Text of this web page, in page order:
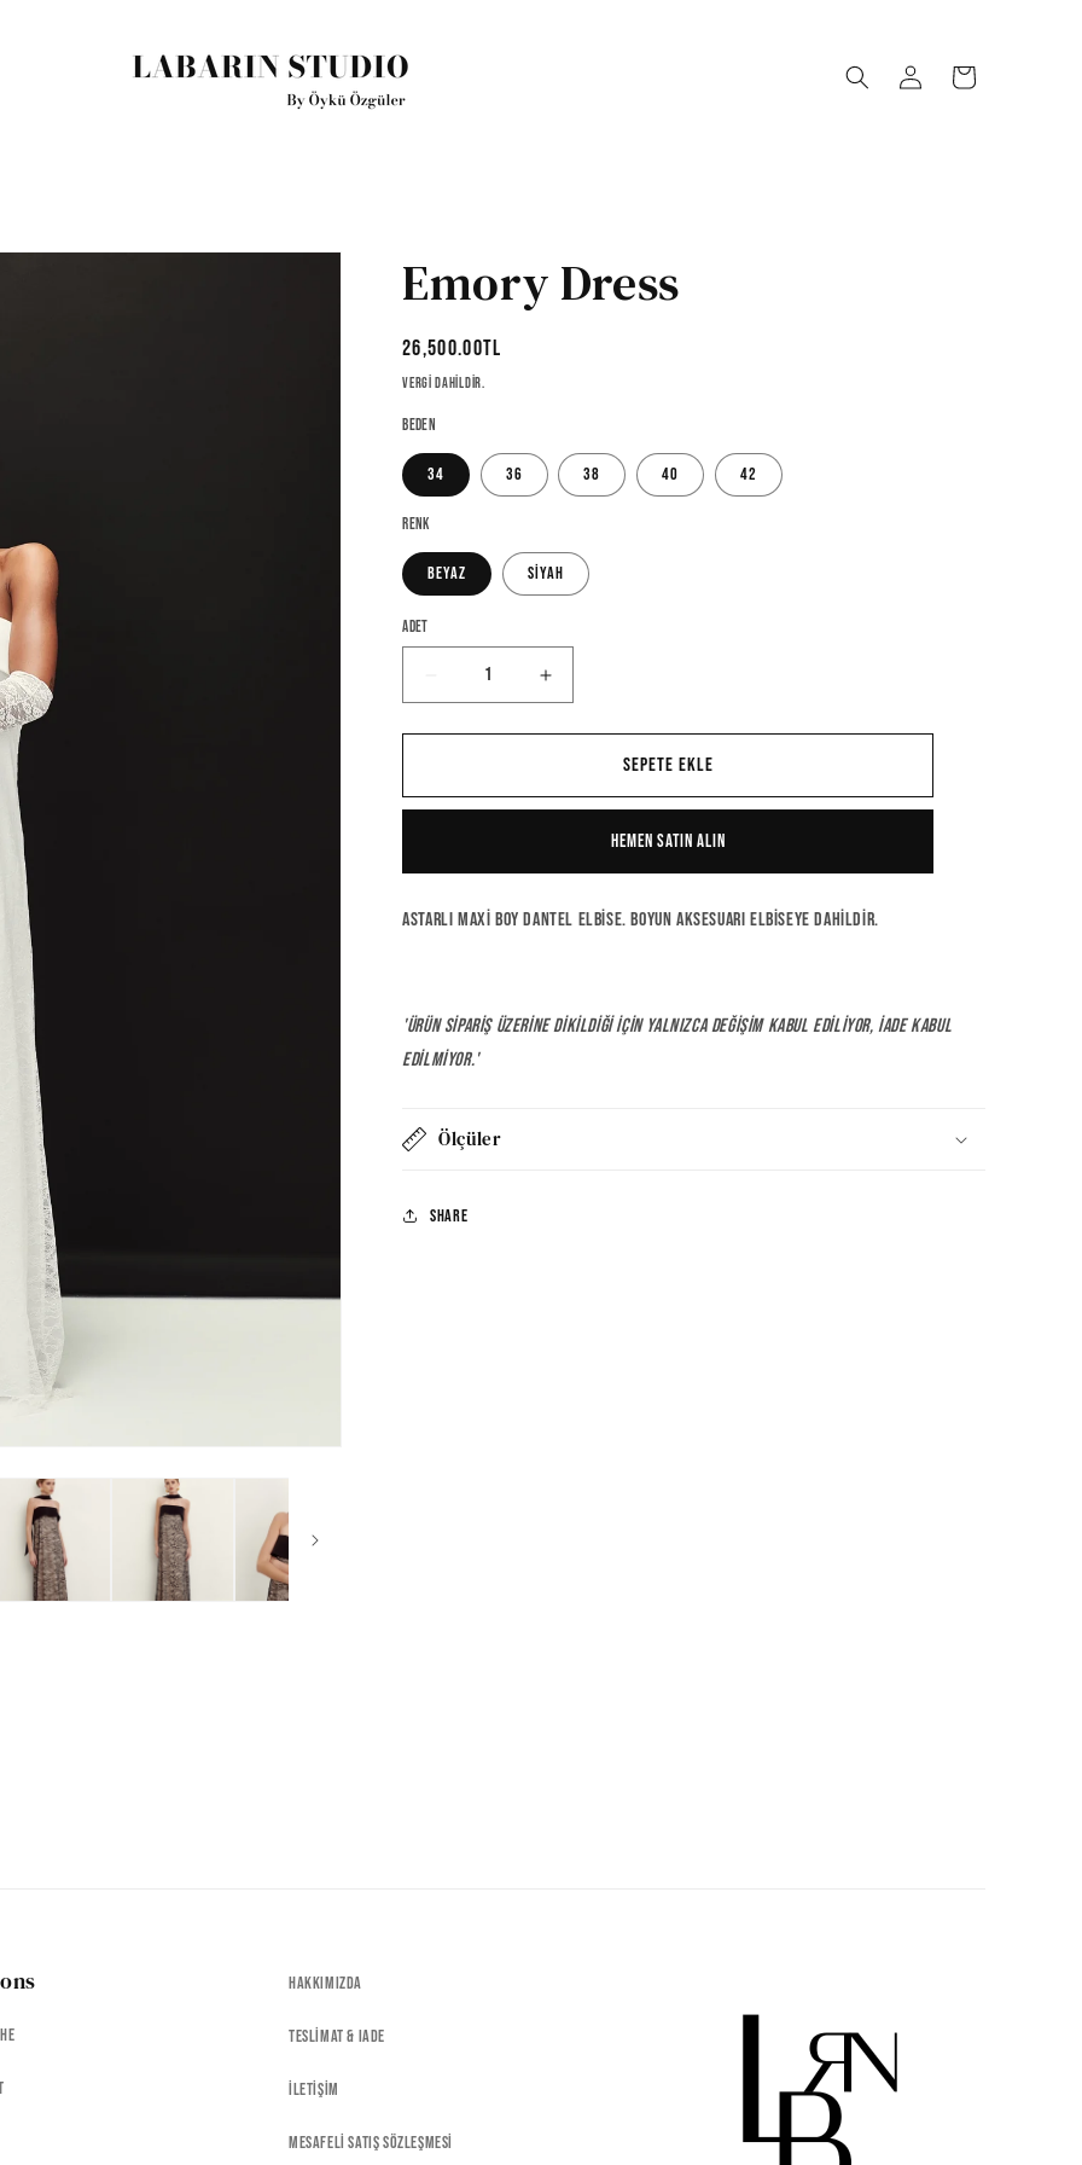
Oturum
Sepet
Emory Dress
Normal
fiyat
26,500.00TL
Vergi dahildir.
Beden
34 36 38 40 42
Renk
Beyaz Siyah
Adet
Emory
Dress
için
Emory
Dress
için
Sepete ekle
Hemen satın alın
Astarlı maxi boy dantel elbise. Boyun aksesuarı elbiseye dahildir.
'Ürün sipariş üzerine dikildiği için yalnızca değişim kabul ediliyor, iade kabul
edilmiyor.'
Ölçüler
Share
Hakkımızda
Teslimat & Iade
İletişim
Mesafeli Satış Sözleşmesi